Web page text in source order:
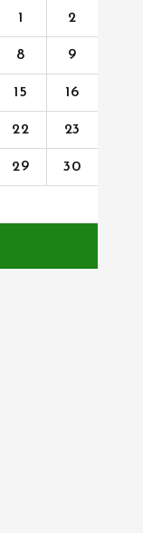
1 2
8 9
15 16
22 23
29 30